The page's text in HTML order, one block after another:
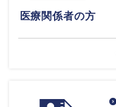
医療関係者の方